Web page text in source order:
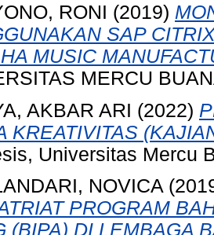
RONI (2019)
SAP
MUSIC
MERCU
AKBAR ARI (2022)
KREATIVITAS
Universitas Mercu
NOVICA
PROGRAM
(BIPA) DI LEMBAGA